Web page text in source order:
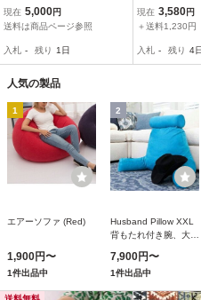
Max ビーズクッション ピ
ンク 家具 インテリア ビ
現在 5,000円
送料は商品ページ参照
入札 - 残り 1日
ルソファ オ
き 一人掛け
硬さ調整
現在 3,580円
＋送料1,230円
入札 - 残り 4日
人気の製品
1
エアーソファ (Red)
1,900円〜
1件出品中
2
Husband Pillow XXL
背もたれ付き腕、大人
ーフォーム、超快適な
リムーバブルマイクロ
プッシ
7,900円〜
1件出品中